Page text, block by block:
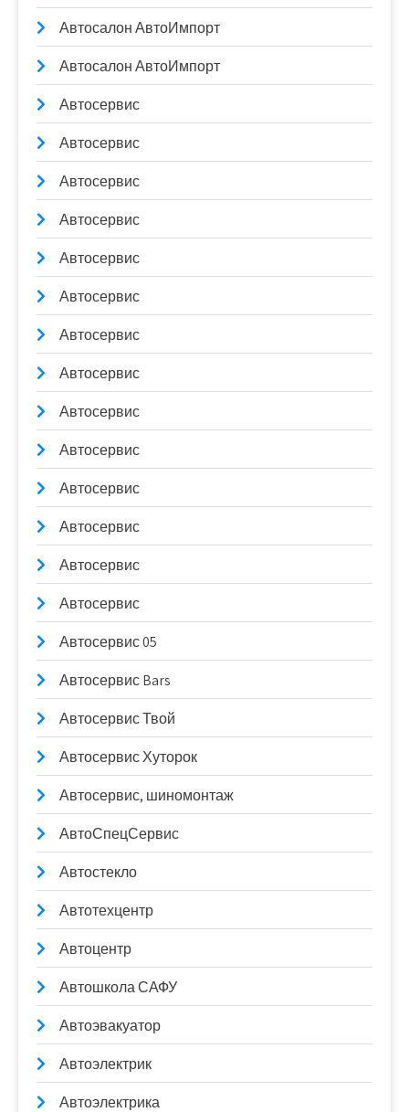
Автосалон АвтоИмпорт
Автосалон АвтоИмпорт
Автосервис
Автосервис
Автосервис
Автосервис
Автосервис
Автосервис
Автосервис
Автосервис
Автосервис
Автосервис
Автосервис
Автосервис
Автосервис
Автосервис
Автосервис 05
Автосервис Bars
Автосервис Твой
Автосервис Хуторок
Автосервис, шиномонтаж
АвтоСпецСервис
Автостекло
Автотехцентр
Автоцентр
Автошкола САФУ
Автоэвакуатор
Автоэлектрик
Автоэлектрика